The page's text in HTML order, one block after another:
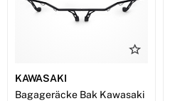
KAWASAKI
Bagageräcke Bak Kawasaki